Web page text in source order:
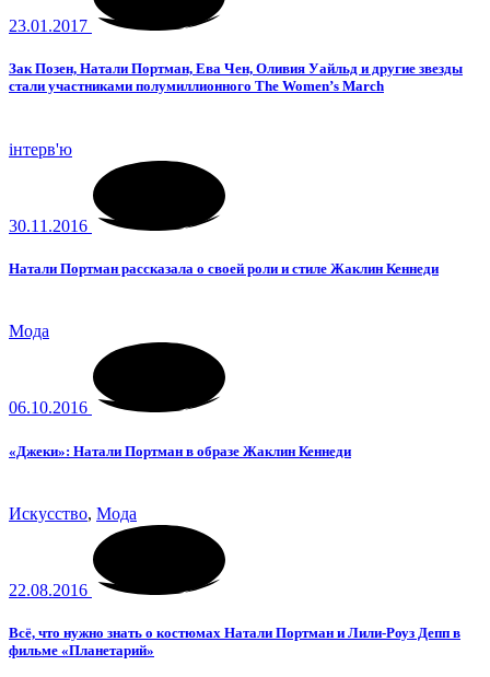
23.01.2017
Зак Позен, Натали Портман, Ева Чен, Оливия Уайльд и другие звезды
стали участниками полумиллионного The Women’s March
інтерв'ю
30.11.2016
Натали Портман рассказала о своей роли и стиле Жаклин Кеннеди
Мода
06.10.2016
«Джеки»: Натали Портман в образе Жаклин Кеннеди
Искусство, Мода
22.08.2016
Всё, что нужно знать о костюмах Натали Портман и Лили-Роуз Депп в
фильме «Планетарий»